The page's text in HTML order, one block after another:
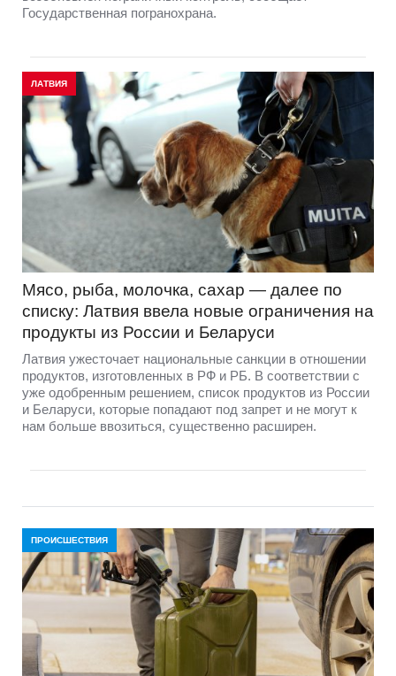
Государственная погранохрана.
ЛАТВИЯ
Мясо, рыба, молочка, сахар — далее по
списку: Латвия ввела новые ограничения на
продукты из России и Беларуси
Латвия ужесточает национальные санкции в отношении
продуктов, изготовленных в РФ и РБ. В соответствии с
уже одобренным решением, список продуктов из России
и Беларуси, которые попадают под запрет и не могут к
нам больше ввозиться, существенно расширен.
ПРОИСШЕСТВИЯ